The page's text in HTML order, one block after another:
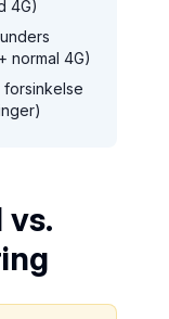
4G)
normal 4G)
vs.